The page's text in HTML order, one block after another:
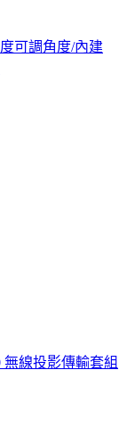
可調角度/內建
無線投影傳輸套組